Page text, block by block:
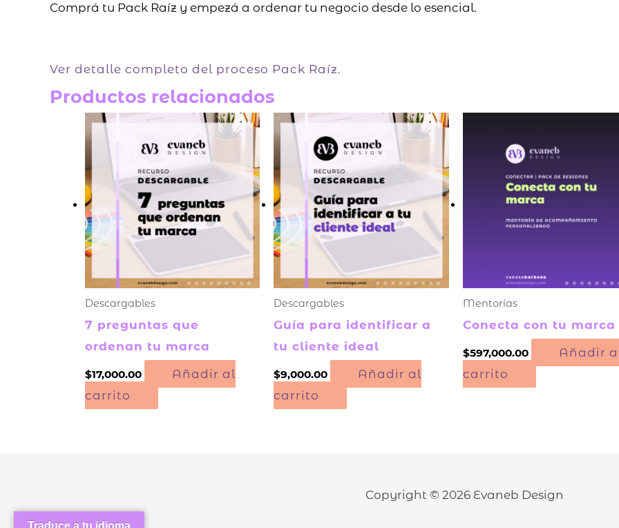
Comprá tu Pack Raíz y empezá a ordenar tu negocio desde lo esencial.
Ver detalle completo del proceso Pack Raíz.
Productos relacionados
Descargables
7 preguntas que
ordenan tu marca
$17,000.00
Añadir al
carrito
Descargables
Guía para identificar a
tu cliente ideal
$9,000.00
Añadir al
carrito
Mentorías
Conecta con tu marca
$597,000.00
Añadir
carrito
Copyright © 2026 Evaneb Design
Traduce a tu idioma